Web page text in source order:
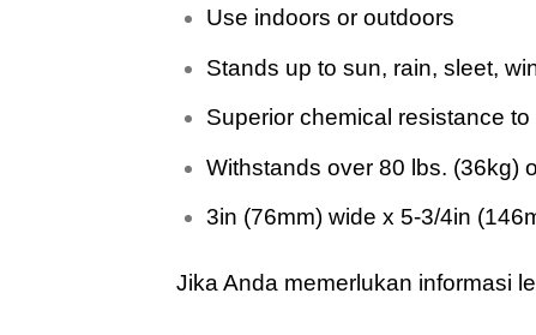
Use indoors or outdoors
Stands up to sun, rain, sleet,
Superior chemical resistance
Withstands over 80 lbs. (36kg)
3in (76mm) wide x 5-3/4in
Jika Anda memerlukan informasi